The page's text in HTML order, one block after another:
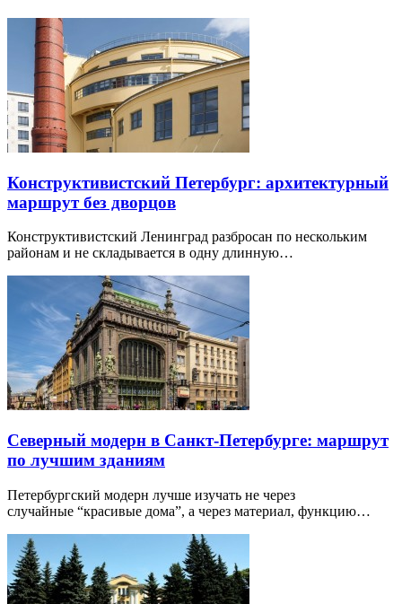
Конструктивистский Петербург: архитектурный
маршрут без дворцов
Конструктивистский Ленинград разбросан по нескольким
районам и не складывается в одну длинную…
Северный модерн в Санкт-Петербурге: маршрут
по лучшим зданиям
Петербургский модерн лучше изучать не через
случайные “красивые дома”, а через материал, функцию…